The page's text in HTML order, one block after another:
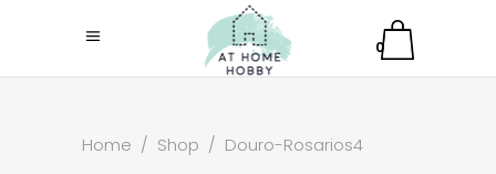
0
Home / Shop / Douro-Rosarios4